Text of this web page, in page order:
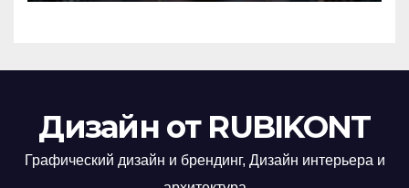
Дизайн от RUBIKONT
Графический дизайн и брендинг, Дизайн интерьера и